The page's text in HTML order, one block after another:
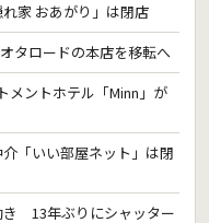
家 おあがり」は閉店
タロードの本店を移転へ
メントホテル「Minn」が
「いい部屋ネット」は閉
き 13年ぶりにシャッター